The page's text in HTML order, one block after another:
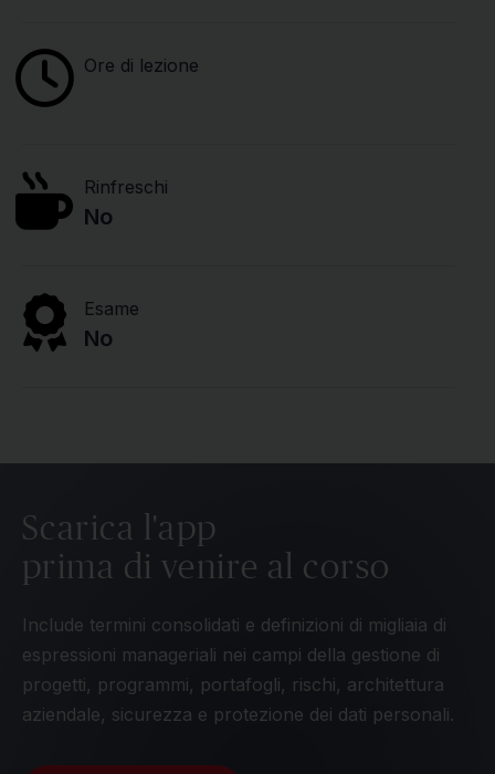
Ore di lezione
Rinfreschi
No
Esame
No
Scarica l'app
prima di venire al corso
Include termini consolidati e definizioni di migliaia di
espressioni manageriali nei campi della gestione di
progetti, programmi, portafogli, rischi, architettura
aziendale, sicurezza e protezione dei dati personali.